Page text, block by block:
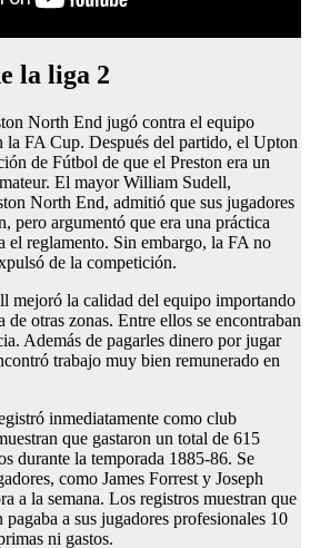
la liga 2
North End jugó contra el equipo
la FA Cup. Después del partido, el Upton
de Fútbol de que el Preston era un
El mayor William Sudell,
North End, admitió que sus jugadores
pero argumentó que era una práctica
reglamento. Sin embargo, la FA no
de la competición.
mejoró la calidad del equipo importando
de otras zonas. Entre ellos se encontraban
Además de pagarles dinero por jugar
trabajo muy bien remunerado en
inmediatamente como club
que gastaron un total de 615
durante la temporada 1885-86. Se
como James Forrest y Joseph
a la semana. Los registros muestran que
a sus jugadores profesionales 10
ni gastos.